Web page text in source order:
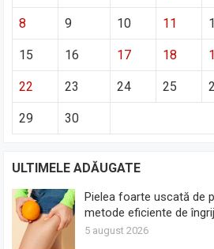
8 9 10 11
15 16 17 18
22 23 24 25
29 30
ULTIMELE ADĂUGATE
Pielea foarte uscată de
metode eficiente de
5 august 2026